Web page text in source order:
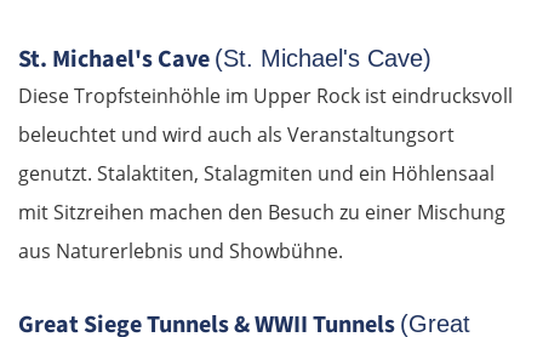
St. Michael's Cave (St. Michael's Cave)
Diese Tropfsteinhöhle im Upper Rock ist eindrucksvoll
beleuchtet und wird auch als Veranstaltungsort
genutzt. Stalaktiten, Stalagmiten und ein Höhlensaal
mit Sitzreihen machen den Besuch zu einer Mischung
aus Naturerlebnis und Showbühne.
Great Siege Tunnels & WWII Tunnels (Great